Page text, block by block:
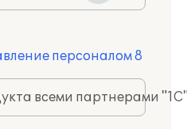
персоналом 8
всеми партнерами